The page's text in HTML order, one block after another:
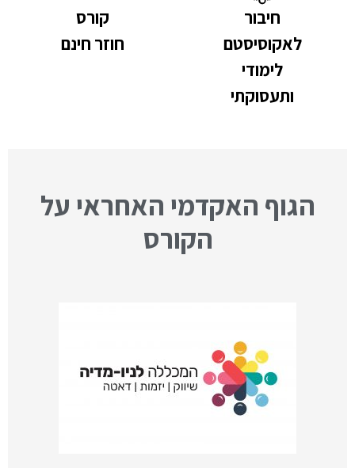
חיבור
לאקוסיסטם
לימודי
ותעסוקתי
קורס
חוזר חינם
הגוף האקדמי האחראי על
הקורס